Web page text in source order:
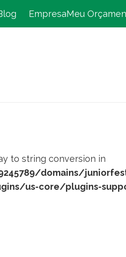
EmpresaMeu
to string conversion in
domains/
us-core/plugins-